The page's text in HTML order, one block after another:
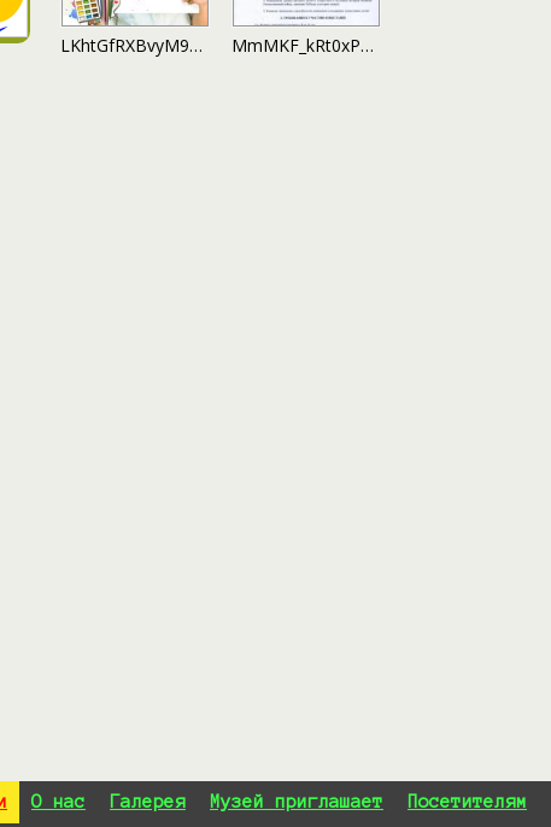
LKhtGfRXBvyM9A1Zy8ocuz9YJ6am6sI6lccKd58Vu92Db8kEYe1fQgwl8vTNq5OeIdR2toCVhavjqZENFiaK_ukh MmMKF_kRt0xP5NZQAMqvqwOEsmM6YlQnuzZKTJKWXIP0bQhgPqcSY9hzSIkv2uN4IjoPPXkmDvTDVFm6T_xp9XAD
О нас Галерея Музей приглашает Посетителям